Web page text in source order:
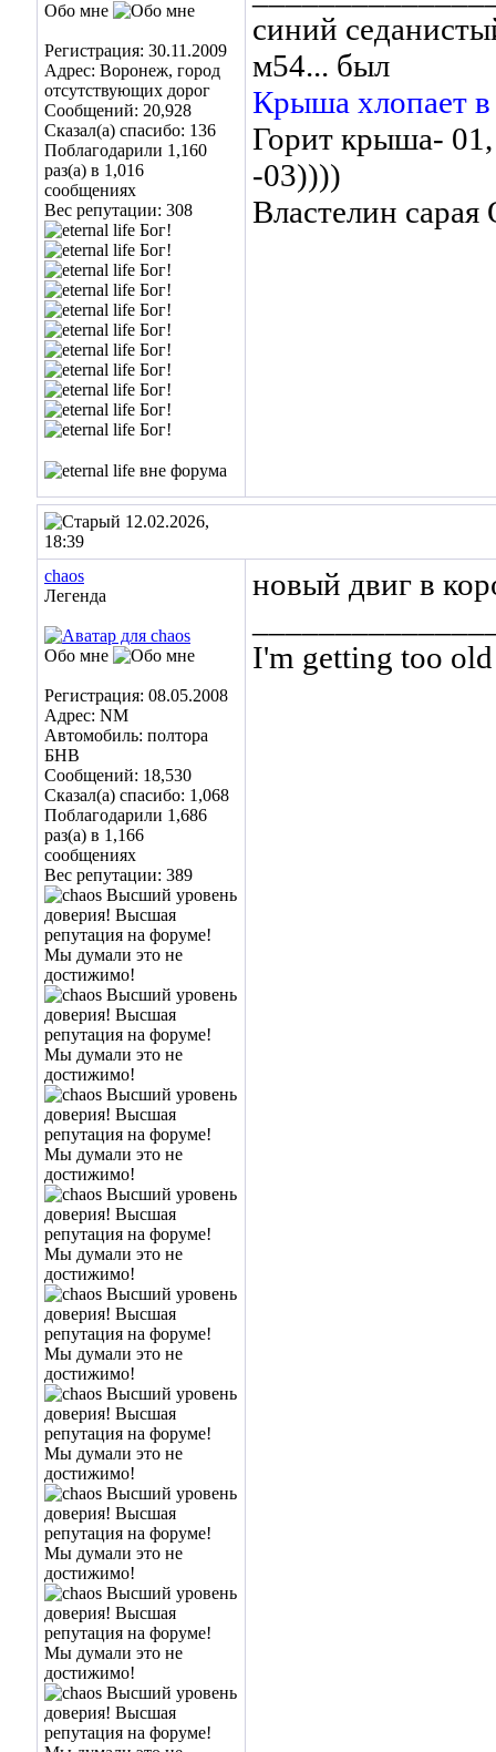
Обо мне
Регистрация: 30.11.2009
Адрес: Воронеж, город
отсутствующих дорог
Сообщений: 20,928
Сказал(а) спасибо: 136
Поблагодарили 1,160
раз(а) в 1,016
сообщениях
Вес репутации: 308
синий
м54... был
Крыша хлопает
Горит крыша-
-03))))
Властелин сарая
12.02.2026,
18:39
chaos
Легенда
Обо мне
Регистрация: 08.05.2008
Адрес: NM
Автомобиль: полтора
БНВ
Сообщений: 18,530
Сказал(а) спасибо: 1,068
Поблагодарили 1,686
раз(а) в 1,166
сообщениях
Вес репутации: 389
новый двиг в
I'm getting too